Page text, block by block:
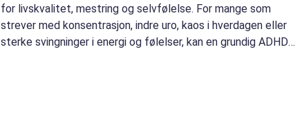
for livskvalitet, mestring og selvfølelse. For mange som
strever med konsentrasjon, indre uro, kaos i hverdagen eller
sterke svingninger i energi og følelser, kan en grundig ADHD